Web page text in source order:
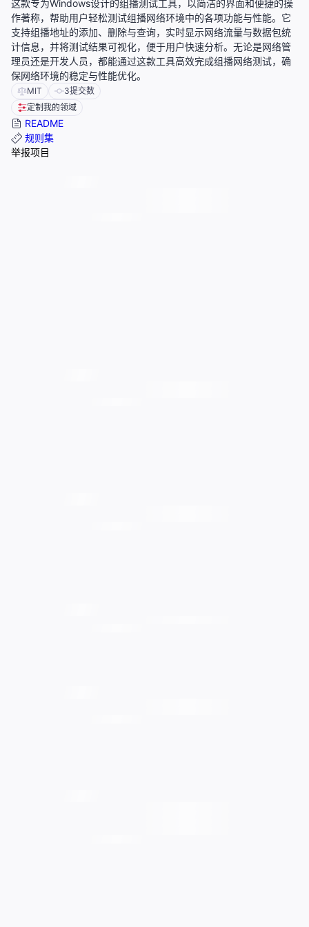
这款专为Windows设计的组播测试工具，以简洁的界面和便捷的操
作著称，帮助用户轻松测试组播网络环境中的各项功能与性能。它
支持组播地址的添加、删除与查询，实时显示网络流量与数据包统
计信息，并将测试结果可视化，便于用户快速分析。无论是网络管
理员还是开发人员，都能通过这款工具高效完成组播网络测试，确
保网络环境的稳定与性能优化。
MIT 3提交数
定制我的领域
README
规则集
举报项目